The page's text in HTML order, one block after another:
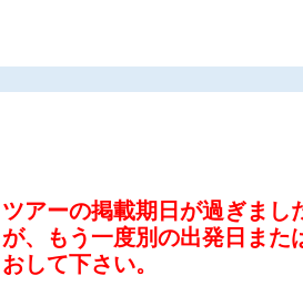
ツアーの掲載期日が過ぎまし
が、もう一度別の出発日また
おして下さい。